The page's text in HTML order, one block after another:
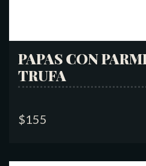
PAPAS CON
TRUFA
$155